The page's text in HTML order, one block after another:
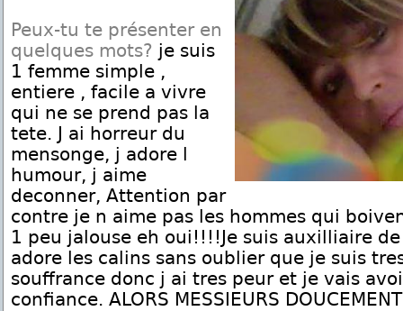
Peux-tu te présenter en
quelques mots? je suis
1 femme simple ,
entiere , facile a vivre
qui ne se prend pas la
tete. J ai horreur du
mensonge, j adore l
humour, j aime
deconner, Attention par
contre je n aime pas les hommes qui
1 peu jalouse eh oui!!!!Je suis auxilliaire
adore les calins sans oublier que je suis
souffrance donc j ai tres peur et je vais
confiance. ALORS MESSIEURS